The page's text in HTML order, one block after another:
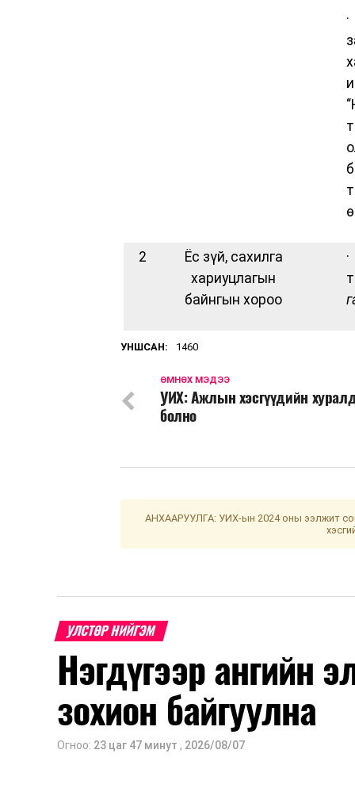
2
Ёс зүй, сахилга
хариуцлагын
байнгын хороо
УНШСАН: 1460
ӨМНӨХ МЭДЭЭ
УИХ: Ажлын хэсгүүдийн
болно
АНХААРУУЛГА: УИХ-ын 2024 оны ээлжит
УЛСТӨР НИЙГЭМ
Нэгдүгээр ангийн
зохион байгуулна
Огноо: 23 цаг 47 минут , 2026/08/07